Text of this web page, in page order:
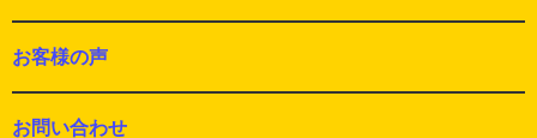
お客様の声
お問い合わせ